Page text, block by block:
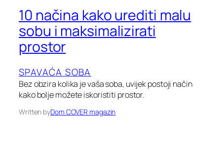
10 načina kako urediti malu
sobu i maksimalizirati
prostor
SPAVAĆA SOBA
Bez obzira kolika je vaša soba, uvijek postoji način
kako bolje možete iskoristiti prostor.
Written byDom COVER magazin